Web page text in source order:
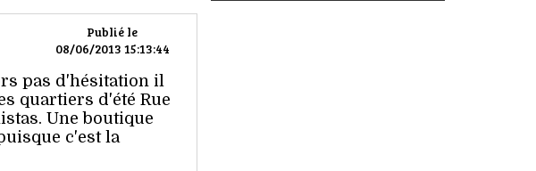
Publié le
08/06/2013 15:13:44
pas d'hésitation il
quartiers d'été Rue
Une boutique
c'est la